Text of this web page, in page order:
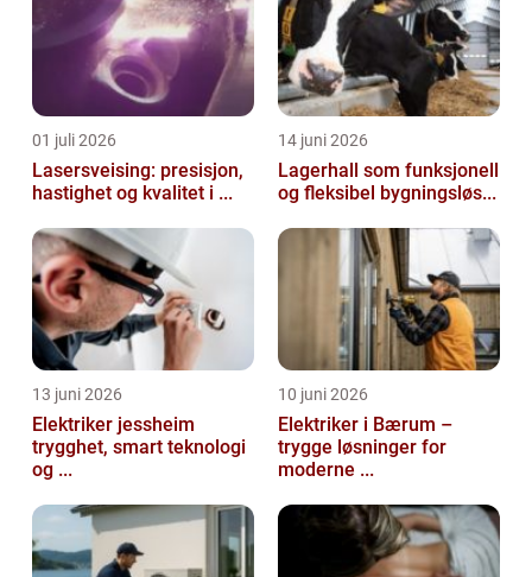
01 juli 2026
Lasersveising: presisjon,
hastighet og kvalitet i ...
14 juni 2026
Lagerhall som funksjonell
og fleksibel bygningsløs...
13 juni 2026
Elektriker jessheim
trygghet, smart teknologi
og ...
10 juni 2026
Elektriker i Bærum –
trygge løsninger for
moderne ...